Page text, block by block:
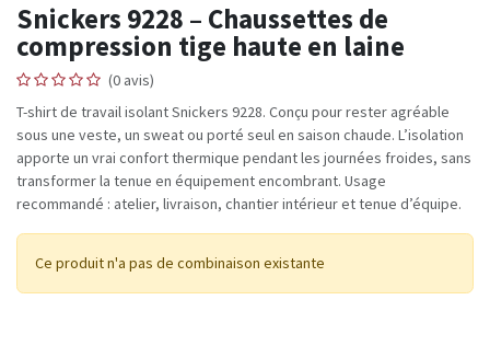
Snickers 9228 – Chaussettes de
compression tige haute en laine
(0 avis)
T-shirt de travail isolant Snickers 9228. Conçu pour rester agréable
sous une veste, un sweat ou porté seul en saison chaude. L’isolation
apporte un vrai confort thermique pendant les journées froides, sans
transformer la tenue en équipement encombrant. Usage
recommandé : atelier, livraison, chantier intérieur et tenue d’équipe.
Ce produit n'a pas de combinaison existante